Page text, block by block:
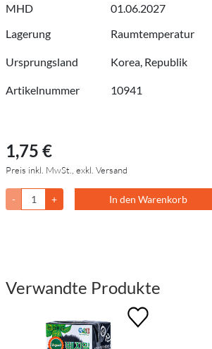
MHD
01.06.2027
Lagerung
Raumtemperatur
Ursprungsland Korea, Republik
Artikelnummer 10941
1,75 €
Preis inkl. MwSt., exkl. Versand
- + In den Warenkorb
Verwandte Produkte